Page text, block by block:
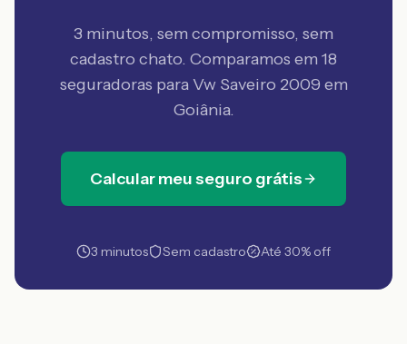
3 minutos, sem compromisso, sem
cadastro chato. Comparamos em 18
seguradoras para Vw Saveiro 2009 em
Goiânia.
Calcular meu seguro grátis
3 minutos Sem cadastro Até 30% off